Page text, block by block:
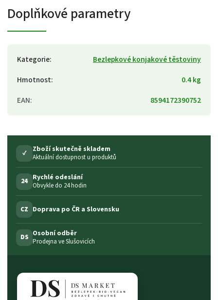
Doplňkové parametry
Kategorie:
Bezlepkové konjakové těstoviny
Hmotnost:
0.4 kg
EAN: 8594172390752
✓ Zboží skutečně skladem
Aktuální dostupnost u produktů
24 Rychlé odeslání
Obvykle do 24 hodin
CZ Doprava po ČR a Slovensku
DS Osobní odběr
Prodejna ve Slušovicích